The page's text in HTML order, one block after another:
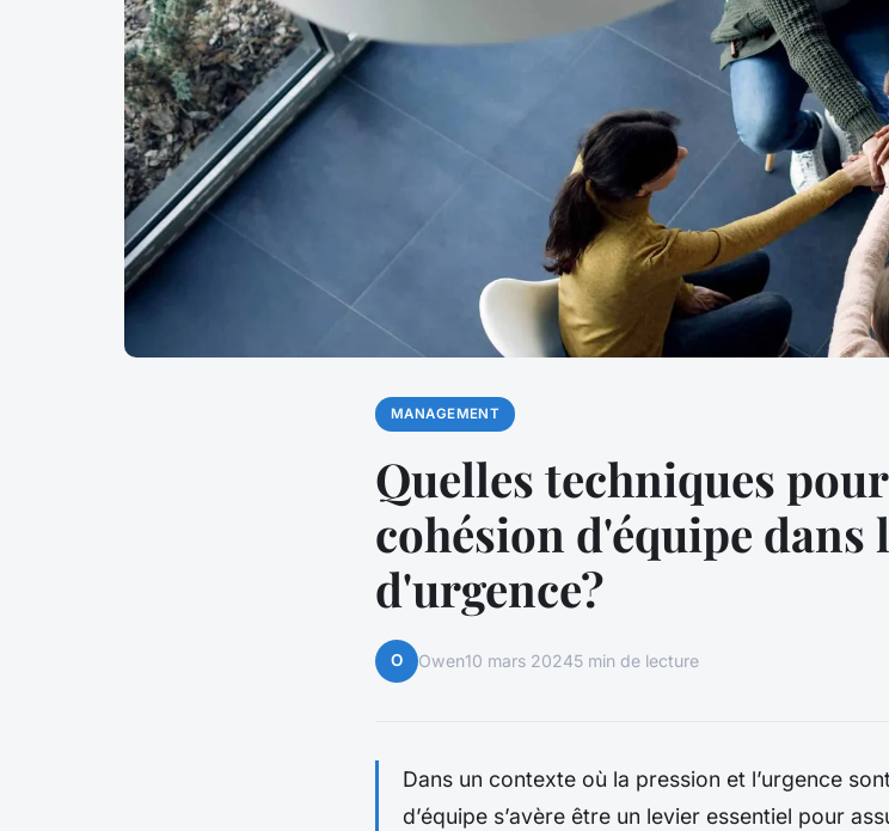
MANAGEMENT
Quelles techniques
cohésion d'équipe dans
d'urgence?
O Owen10 mars 20245 min de lecture
Dans un contexte où la pression et l’urgence
d’équipe s’avère être un levier essentiel pour